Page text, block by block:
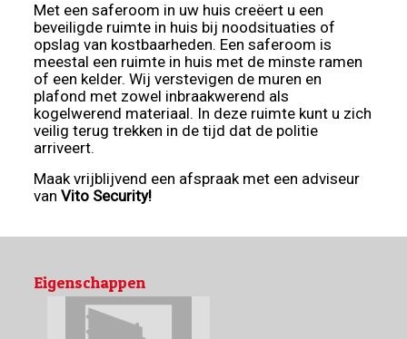
Met een saferoom in uw huis creëert u een
beveiligde ruimte in huis bij noodsituaties of
opslag van kostbaarheden. Een saferoom is
meestal een ruimte in huis met de minste ramen
of een kelder. Wij verstevigen de muren en
plafond met zowel inbraakwerend als
kogelwerend materiaal. In deze ruimte kunt u zich
veilig terug trekken in de tijd dat de politie
arriveert.
Maak vrijblijvend een afspraak met een adviseur
vanVito Security!
Eigenschappen